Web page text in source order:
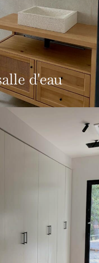
d'eau